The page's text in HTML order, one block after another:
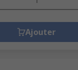
Ajouter